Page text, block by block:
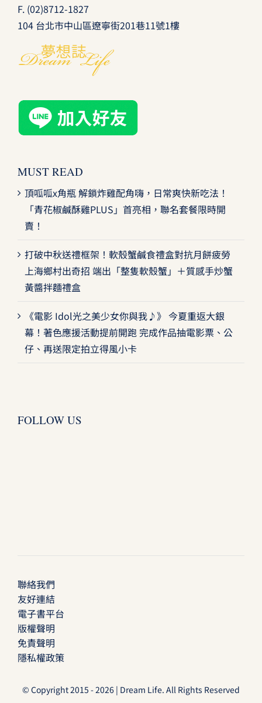
F. (02)8712-1827
104 台北市中山區遼寧街201巷11號1樓
MUST READ
頂呱呱x角瓶 解鎖炸雞配角嗨，日常爽快新吃法！
「青花椒鹹酥雞PLUS」首亮相，聯名套餐限時開
賣！
打破中秋送禮框架！軟殼蟹鹹食禮盒對抗月餅疲勞
上海鄉村出奇招 端出「整隻軟殼蟹」＋質感手炒蟹
黃醬拌麵禮盒
《電影 Idol光之美少女你與我♪》 今夏重返大銀
幕！著色應援活動提前開跑 完成作品抽電影票、公
仔、再送限定拍立得風小卡
FOLLOW US
聯絡我們
友好連結
電子書平台
版權聲明
免責聲明
隱私權政策
© Copyright 2015 - 2026 | Dream Life. All Rights Reserved